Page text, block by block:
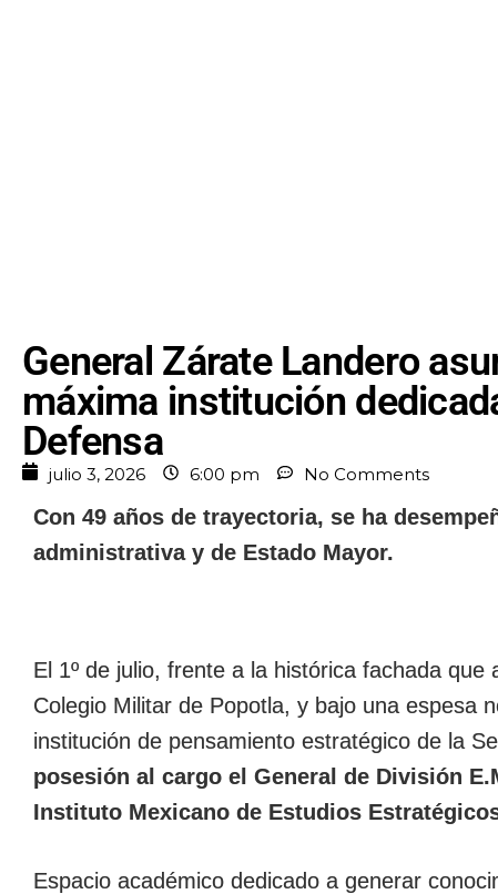
General Zárate Landero
máxima institución
Defensa
julio 3, 2026 6:00 pm No Comments
Con 49 años de trayectoria, se ha
administrativa y de Estado Mayor.
El 1º de julio, frente a la histórica fachada
Colegio Militar de Popotla, y bajo una espesa
institución de pensamiento estratégico de la
posesión al cargo el General de División
Instituto Mexicano de Estudios
Espacio académico dedicado a generar